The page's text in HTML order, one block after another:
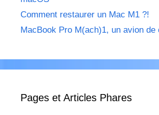
Comment restaurer un Mac M1 ?!
MacBook Pro M(ach)1, un avion de
Pages et Articles Phares